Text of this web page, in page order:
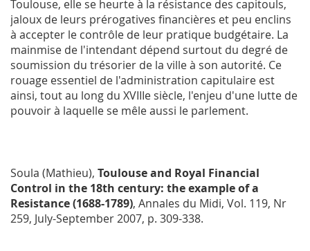
Toulouse, elle se heurte à la résistance des capitouls,
jaloux de leurs prérogatives financières et peu enclins
à accepter le contrôle de leur pratique budgétaire. La
mainmise de l'intendant dépend surtout du degré de
soumission du trésorier de la ville à son autorité. Ce
rouage essentiel de l'administration capitulaire est
ainsi, tout au long du XVIIIe siècle, l'enjeu d'une lutte de
pouvoir à laquelle se mêle aussi le parlement.
Soula (Mathieu), Toulouse and Royal Financial
Control in the 18th century: the example of a
Resistance (1688-1789), Annales du Midi, Vol. 119, Nr
259, July-September 2007, p. 309-338.